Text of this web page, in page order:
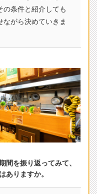
の条件と紹介しても
ながら決めていきま
間を振り返ってみて、
ありますか。